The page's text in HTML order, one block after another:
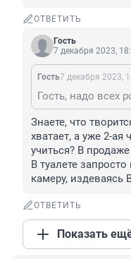
ОТВЕТИТЬ
Гость
7 декабря 2023,
Гость7 декабря 2023,
Знаете, что
хватает, а уже 2-ая
учиться? В
В туалете
камеру,
ОТВЕТИТЬ
Показать